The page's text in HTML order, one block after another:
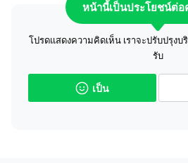
หน้านี้เป็นประโยชน์ต่
โปรดแสดงความคิดเห็น เราจะปรับปรุง
รับ
เป็น